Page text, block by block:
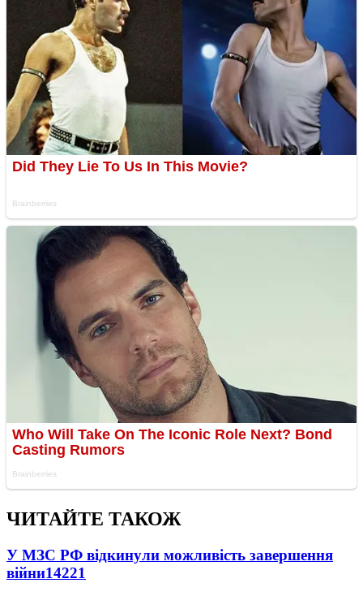
ЧИТАЙТЕ ТАКОЖ
У МЗС РФ відкинули можливість завершення
війни14221